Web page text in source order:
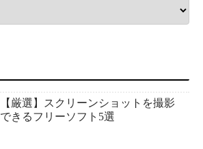
【厳選】スクリーンショットを撮影
できるフリーソフト5選